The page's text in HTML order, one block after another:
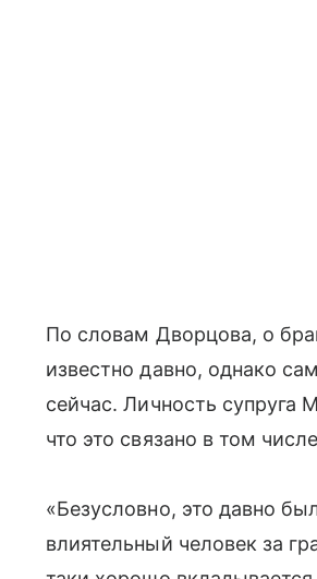
По словам Дворцова, о
известно давно, однако
сейчас. Личность супруга
что это связано в том
«Безусловно, это давно
влиятельный человек за